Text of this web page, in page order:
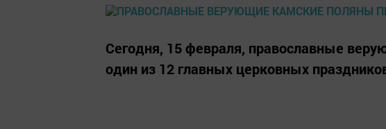
Сегодня, 15 февраля, православные
один из 12 главных церковных